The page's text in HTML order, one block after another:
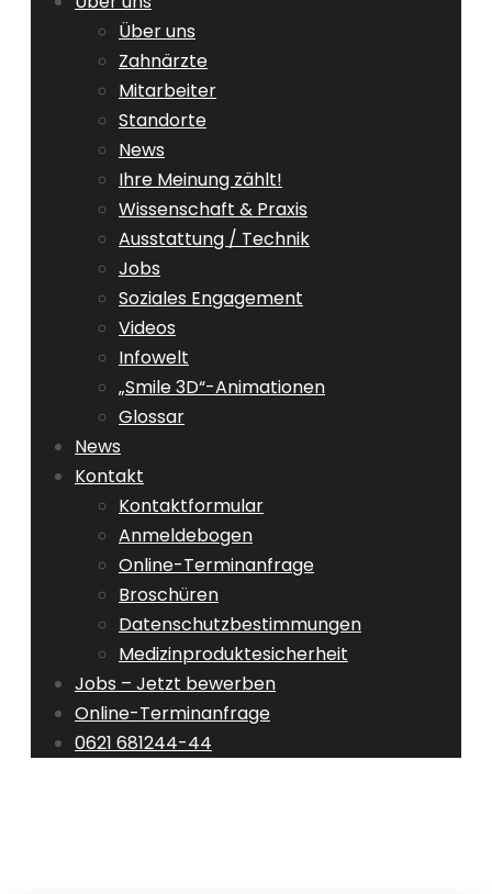
Über uns
Zahnärzte
Mitarbeiter
Standorte
News
Ihre Meinung zählt!
Wissenschaft & Praxis
Ausstattung / Technik
Jobs
Soziales Engagement
Videos
Infowelt
„Smile 3D“-Animationen
Glossar
News
Kontakt
Kontaktformular
Anmeldebogen
Online-Terminanfrage
Broschüren
Datenschutzbestimmungen
Medizinproduktesicherheit
Jobs – Jetzt bewerben
Online-Terminanfrage
0621 681244-44